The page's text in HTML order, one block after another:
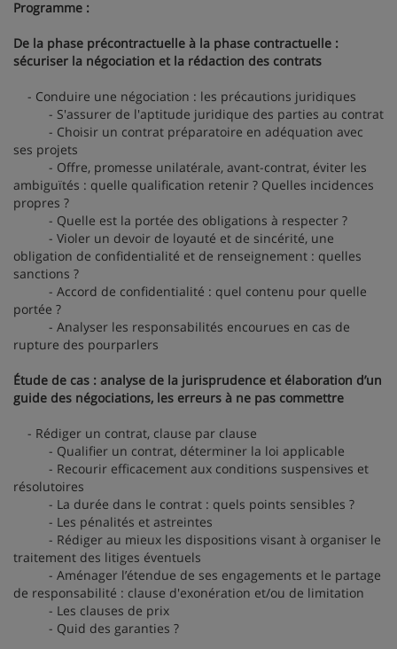
Programme :
De la phase précontractuelle à la phase contractuelle :
sécuriser la négociation et la rédaction des contrats
- Conduire une négociation : les précautions juridiques
- S'assurer de l'aptitude juridique des parties au contrat
- Choisir un contrat préparatoire en adéquation avec
ses projets
- Offre, promesse unilatérale, avant-contrat, éviter les
ambiguïtés : quelle qualification retenir ? Quelles incidences
propres ?
- Quelle est la portée des obligations à respecter ?
- Violer un devoir de loyauté et de sincérité, une
obligation de confidentialité et de renseignement : quelles
sanctions ?
- Accord de confidentialité : quel contenu pour quelle
portée ?
- Analyser les responsabilités encourues en cas de
rupture des pourparlers
Étude de cas : analyse de la jurisprudence et élaboration d’un
guide des négociations, les erreurs à ne pas commettre
- Rédiger un contrat, clause par clause
- Qualifier un contrat, déterminer la loi applicable
- Recourir efficacement aux conditions suspensives et
résolutoires
- La durée dans le contrat : quels points sensibles ?
- Les pénalités et astreintes
- Rédiger au mieux les dispositions visant à organiser le
traitement des litiges éventuels
- Aménager l’étendue de ses engagements et le partage
de responsabilité : clause d'exonération et/ou de limitation
- Les clauses de prix
- Quid des garanties ?